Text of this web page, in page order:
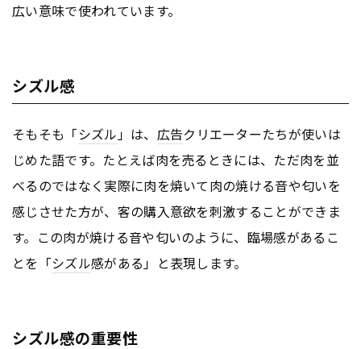
広い意味で使われています。
シズル感
そもそも「シズル」は、 広告クリエーターたちが使いは
じめた語です。たとえば肉を売るときには、ただ肉を並
べるのではなく実際に肉を焼いて肉の焼ける音や匂いを
感じさせた方が、客の購入意欲を刺激することができま
す。この肉が焼ける音や匂いのように、臨場感があるこ
とを「シズル感がある」と表現します。
シズル感の重要性